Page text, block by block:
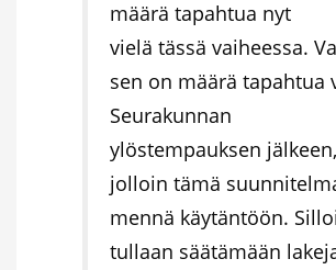
määrä tapahtua nyt
vielä tässä vaiheessa.
sen on määrä tapahtua
Seurakunnan
ylöstempauksen jälkeen,
jolloin tämä
mennä käytäntöön.
tullaan säätämään